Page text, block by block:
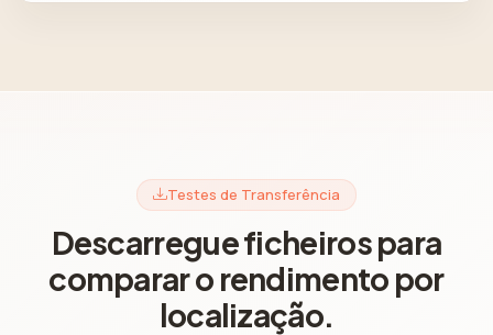
Testes de Transferência
Descarregue ficheiros para
comparar o rendimento por
localização.